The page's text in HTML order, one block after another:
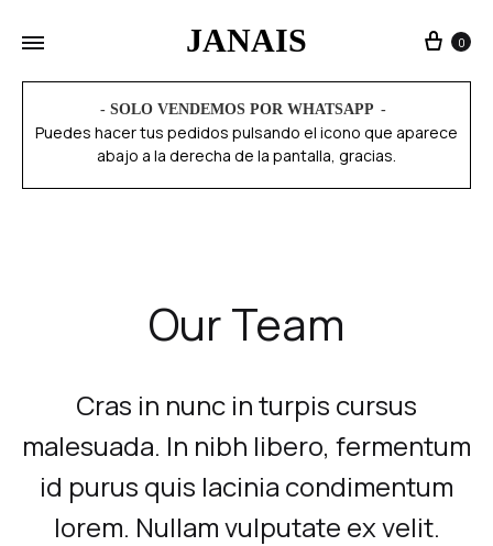
JANAIS 0
- SOLO VENDEMOS POR WHATSAPP
Puedes hacer tus pedidos pulsando el icono que aparece
abajo a la derecha de la pantalla, gracias.
Our Team
Cras in nunc in turpis cursus
malesuada. In nibh libero, fermentum
id purus quis lacinia condimentum
lorem. Nullam vulputate ex velit.